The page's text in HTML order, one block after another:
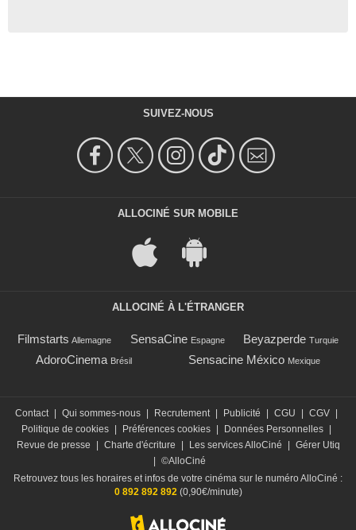
SUIVEZ-NOUS
ALLOCINÉ SUR MOBILE
ALLOCINÉ À L'ÉTRANGER
Filmstarts Allemagne SensaCine Espagne Beyazperde Turquie
AdoroCinema Brésil Sensacine México Mexique
Contact Qui sommes-nous Recrutement Publicité CGU CGV
Politique de cookies
Préférences cookies Données Personnelles
Revue de presse
Charte d'écriture Les services AlloCiné
Gérer Utiq
©AlloCiné
Retrouvez tous les horaires et infos de votre cinéma sur le numéro AlloCiné :
0 892 892 892(0,90€/minute)